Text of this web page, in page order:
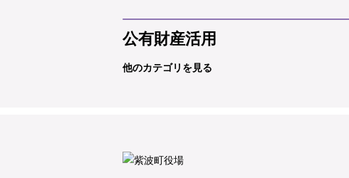
公有財産活用
他のカテゴリを見る